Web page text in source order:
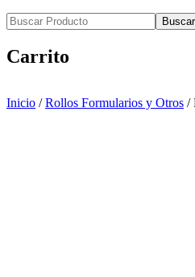
Buscar
Carrito
Inicio / Rollos Formularios y Otros /